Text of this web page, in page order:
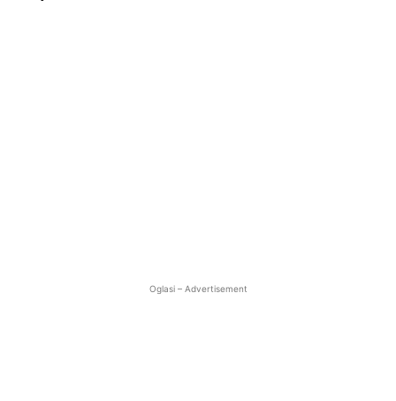
Oglasi – Advertisement